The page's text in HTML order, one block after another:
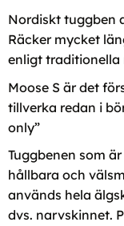
Nordiskt tuggben
Räcker mycket
enligt traditionella
Moose S är det
tillverka redan i
only”
Tuggbenen som
hållbara och
används hela
dvs. narvskinnet.